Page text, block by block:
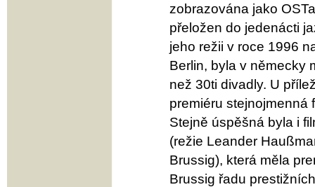
zobrazována jako
přeložen do jedenácti
jeho režii v roce 1996
Berlin, byla v německy
než 30ti divadly. U
premiéru stejnojmenná
Stejně úspěšná byla i
(režie Leander
Brussig), která měla
Brussig řadu